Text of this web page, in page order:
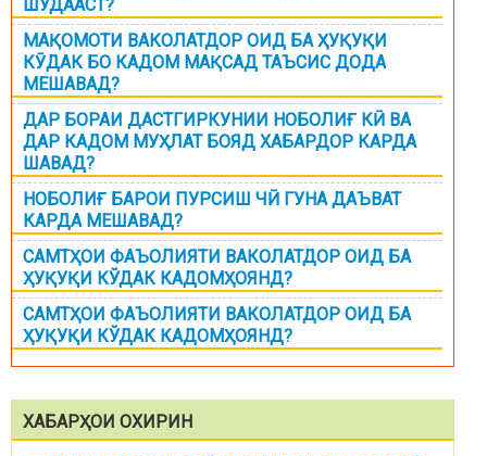
ШУДААСТ?
МАҚОМОТИ ВАКОЛАТДОР ОИД БА ҲУҚУҚИ
КӮДАК БО КАДОМ МАҚСАД ТАЪСИС ДОДА
МЕШАВАД?
ДАР БОРАИ ДАСТГИРКУНИИ НОБОЛИҒ КӢ ВА
ДАР КАДОМ МУҲЛАТ БОЯД ХАБАРДОР КАРДА
ШАВАД?
НОБОЛИҒ БАРОИ ПУРСИШ ЧӢ ГУНА ДАЪВАТ
КАРДА МЕШАВАД?
САМТҲОИ ФАЪОЛИЯТИ ВАКОЛАТДОР ОИД БА
ҲУҚУҚИ КЎДАК КАДОМҲОЯНД?
САМТҲОИ ФАЪОЛИЯТИ ВАКОЛАТДОР ОИД БА
ҲУҚУҚИ КЎДАК КАДОМҲОЯНД?
ХАБАРҲОИ ОХИРИН